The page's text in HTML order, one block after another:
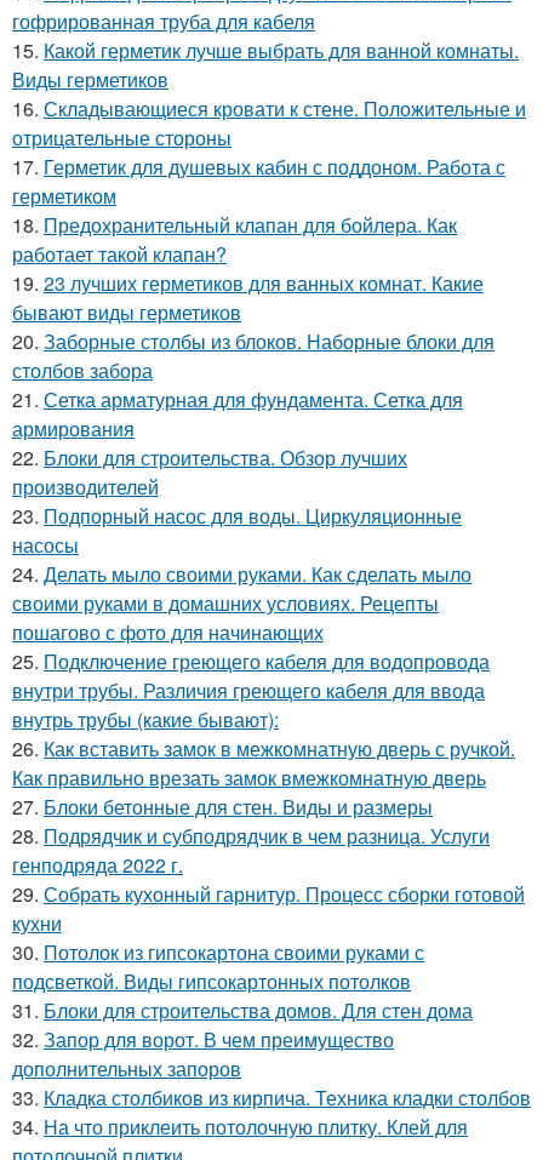
гофрированная труба для кабеля
15. Какой герметик лучше выбрать для ванной комнаты.
Виды герметиков
16. Складывающиеся кровати к стене. Положительные и
отрицательные стороны
17. Герметик для душевых кабин с поддоном. Работа с
герметиком
18. Предохранительный клапан для бойлера. Как
работает такой клапан?
19. 23 лучших герметиков для ванных комнат. Какие
бывают виды герметиков
20. Заборные столбы из блоков. Наборные блоки для
столбов забора
21. Сетка арматурная для фундамента. Сетка для
армирования
22. Блоки для строительства. Обзор лучших
производителей
23. Подпорный насос для воды. Циркуляционные
насосы
24. Делать мыло своими руками. Как сделать мыло
своими руками в домашних условиях. Рецепты
пошагово с фото для начинающих
25. Подключение греющего кабеля для водопровода
внутри трубы. Различия греющего кабеля для ввода
внутрь трубы (какие бывают):
26. Как вставить замок в межкомнатную дверь с ручкой.
Как правильно врезать замок вмежкомнатную дверь
27. Блоки бетонные для стен. Виды и размеры
28. Подрядчик и субподрядчик в чем разница. Услуги
генподряда 2022 г.
29. Собрать кухонный гарнитур. Процесс сборки готовой
кухни
30. Потолок из гипсокартона своими руками с
подсветкой. Виды гипсокартонных потолков
31. Блоки для строительства домов. Для стен дома
32. Запор для ворот. В чем преимущество
дополнительных запоров
33. Кладка столбиков из кирпича. Техника кладки столбов
34. На что приклеить потолочную плитку. Клей для